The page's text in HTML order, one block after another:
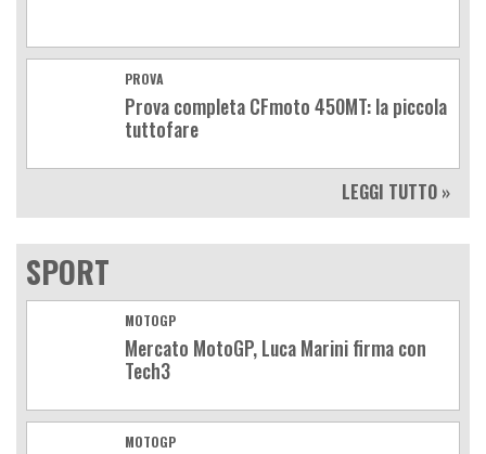
PROVA
Prova completa CFmoto 450MT: la piccola
tuttofare
LEGGI TUTTO »
SPORT
MOTOGP
Mercato MotoGP, Luca Marini firma con
Tech3
MOTOGP